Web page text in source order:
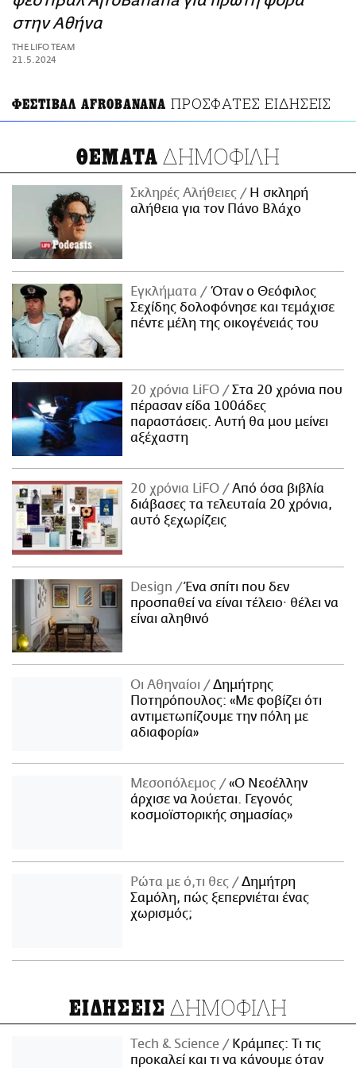
ΑΜΠΑ
PRINT
στην Αθήνα
THE LIFO TEAM
21.5.2024
ΦΕΣΤΙΒΑΛ AFROBANANA ΠΡΟΣΦΑΤΕΣ ΕΙΔΗΣΕΙΣ
ΘΕΜΑΤΑ ΔΗΜΟΦΙΛΗ
Σκληρές Αλήθειες
H σκληρή
αλήθεια για τον Πάνο Βλάχο
Εγκλήματα
Όταν ο Θεόφιλος
Σεχίδης δολοφόνησε και τεμάχισε
πέντε μέλη της οικογένειάς του
20 χρόνια LiFO
Στα 20 χρόνια που
πέρασαν είδα 100άδες
παραστάσεις. Αυτή θα μου μείνει
αξέχαστη
20 χρόνια LiFO
Από όσα βιβλία
διάβασες τα τελευταία 20 χρόνια,
αυτό ξεχωρίζεις
Design
Ένα σπίτι που δεν
προσπαθεί να είναι τέλειο· θέλει να
είναι αληθινό
Οι Αθηναίοι
Δημήτρης
Ποτηρόπουλος: «Με φοβίζει ότι
αντιμετωπίζουμε την πόλη με
αδιαφορία»
Μεσοπόλεμος
«Ο Νεοέλλην
άρχισε να λούεται. Γεγονός
κοσμοϊστορικής σημασίας»
Ρώτα με ό,τι θες
Δημήτρη
Σαμόλη, πώς ξεπερνιέται ένας
χωρισμός;
ΕΙΔΗΣΕΙΣ ΔΗΜΟΦΙΛΗ
Τech & Science
Κράμπες: Τι τις
προκαλεί και τι να κάνουμε όταν